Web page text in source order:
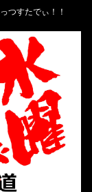
つすたでぃ！！